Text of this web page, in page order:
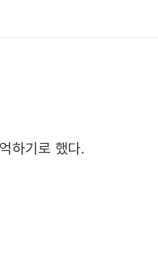
하기로 했다.